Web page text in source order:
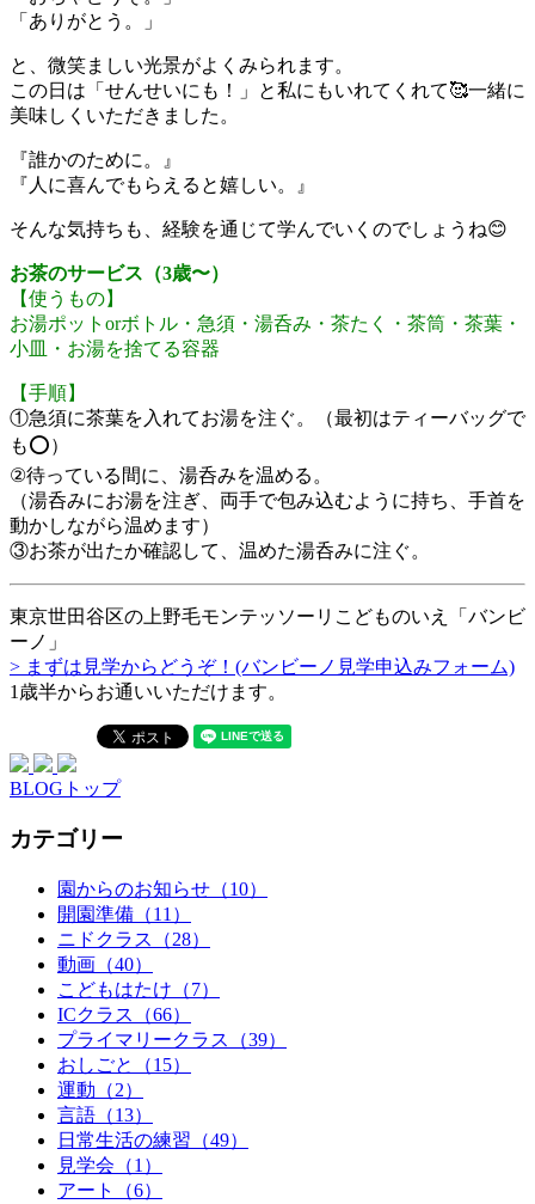
「ありがとう。」
と、微笑ましい光景がよくみられます。
この日は「せんせいにも！」と私にもいれてくれて🥰一緒に
美味しくいただきました。
『誰かのために。』
『人に喜んでもらえると嬉しい。』
そんな気持ちも、経験を通じて学んでいくのでしょうね😊
お茶のサービス（3歳〜）
【使うもの】
お湯ポットorボトル・急須・湯呑み・茶たく・茶筒・茶葉・
小皿・お湯を捨てる容器
【手順】
①急須に茶葉を入れてお湯を注ぐ。（最初はティーバッグで
も⭕️）
②待っている間に、湯呑みを温める。
（湯呑みにお湯を注ぎ、両手で包み込むように持ち、手首を
動かしながら温めます）
③お茶が出たか確認して、温めた湯呑みに注ぐ。
東京世田谷区の上野毛モンテッソーリこどものいえ「バンビ
ーノ」
> まずは見学からどうぞ！(バンビーノ見学申込みフォーム)
1歳半からお通いいただけます。
BLOGトップ
カテゴリー
園からのお知らせ（10）
開園準備（11）
ニドクラス（28）
動画（40）
こどもはたけ（7）
ICクラス（66）
プライマリークラス（39）
おしごと（15）
運動（2）
言語（13）
日常生活の練習（49）
見学会（1）
アート（6）